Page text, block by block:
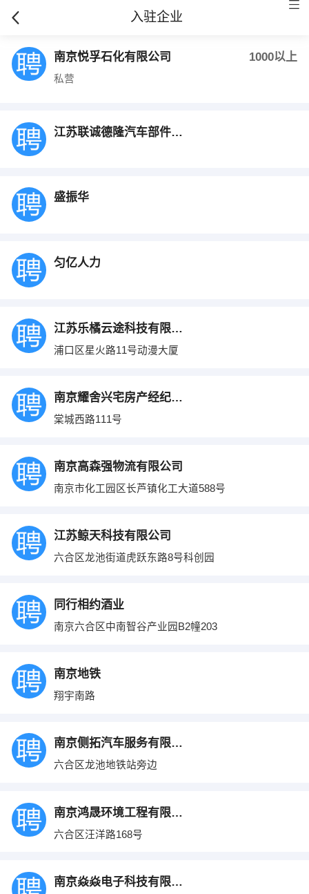
入驻企业
南京悦孚石化有限公司 1000以上
私营
江苏联诚德隆汽车部件股份有限公司
盛振华
匀亿人力
江苏乐橘云途科技有限公司
浦口区星火路11号动漫大厦
南京耀舍兴宅房产经纪有限公司
棠城西路111号
南京高森强物流有限公司
南京市化工园区长芦镇化工大道588号
江苏鲸天科技有限公司
六合区龙池街道虎跃东路8号科创园
同行相约酒业
南京六合区中南智谷产业园B2幢203
南京地铁
翔宇南路
南京侧拓汽车服务有限公司
六合区龙池地铁站旁边
南京鸿晟环境工程有限公司
六合区汪洋路168号
南京焱焱电子科技有限公司